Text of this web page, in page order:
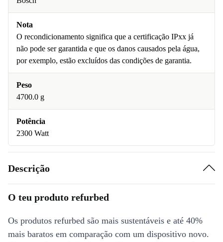
Nota
O recondicionamento significa que a certificação IPxx já
não pode ser garantida e que os danos causados pela água,
por exemplo, estão excluídos das condições de garantia.
Peso
4700.0 g
Potência
2300 Watt
Descrição
O teu produto refurbed
Os produtos refurbed são mais sustentáveis e até 40%
mais baratos em comparação com um dispositivo novo.